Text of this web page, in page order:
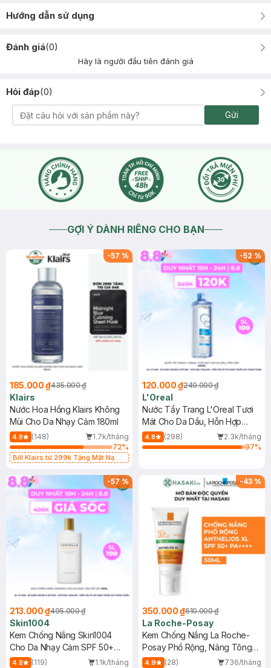
Hướng dẫn sử dụng
Đánh giá(0)
Hãy là người đầu tiên đánh giá
Hỏi đáp(0)
Gửi
GỢI Ý DÀNH RIÊNG CHO BẠN
-57 %
185.000 ₫435.000 ₫
Klairs
Nước Hoa Hồng Klairs Không
Mùi Cho Da Nhạy Cảm 180ml
4.8 (148)
1.7k/tháng
72%
Bill Klairs từ 299k Tặng Mặt Nạ
25ml (SL Có Hạn)
-52%
120.000 ₫249.000 ₫
L'Oreal
Nước Tẩy Trang L'Oreal Tươi
Mát Cho Da Dầu, Hỗn Hợp
400ml
4.8 (298)
2.3k/tháng
97%
-57%
213.000 ₫495.000 ₫
Skin1004
Kem Chống Nắng Skin1004
Cho Da Nhạy Cảm SPF 50+
50ml
4.8 (119)
1.1k/tháng
-43 %
350.000 ₫610.000 ₫
La Roche-Posay
Kem Chống Nắng La Roche-
Posay Phổ Rộng, Nâng Tông
Kiềm Dầu 50ml
4.9 (28)
736/tháng